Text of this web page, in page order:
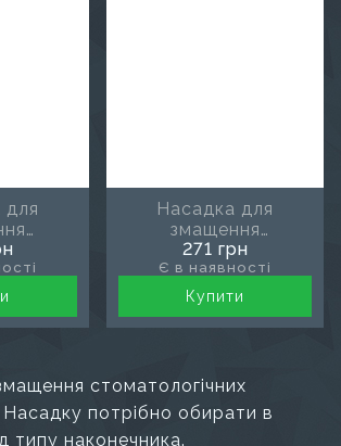
для
Sirona
Насадка для
змащення
наконечника W&H
271 грн
Є в наявності
Купити
стоматологічних
Насадку потрібно обирати в
типу наконечника.